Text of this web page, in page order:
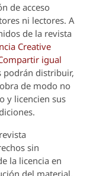
de acceso
ni lectores. A
de la revista
Creative
igual
podrán distribuir,
de modo no
y licencien sus
sin
la licencia en
del material.